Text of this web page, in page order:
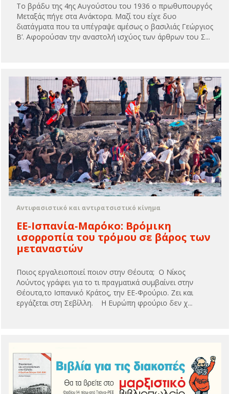
Το βράδυ της 4ης Αυγούστου του 1936 ο πρωθυπουργός
Μεταξάς πήγε στα Ανάκτορα. Μαζί του είχε δυο
διατάγματα που τα υπέγραψε αμέσως ο βασιλιάς Γεώργιος
Β’. Αφορούσαν την αναστολή ισχύος των άρθρων του Σ...
Αντιφασιστικό και αντιρατσιστικό κίνημα
ΕΕ-Ισπανία-Μαρόκο: Βρόμικη
ισορροπία του τρόμου σε βάρος των
μεταναστών
Ποιος εργαλειοποιεί ποιον στην Θέουτα; Ο Νίκος
Λούντος γράφει για το τι πραγματικά συμβαίνει στην
Θέουτα,το Ισπανικό Κράτος, την ΕΕ-Φρούριο. Zει και
εργάζεται στη Σεβίλλη. Η Ευρώπη φρούριο δεν χ...